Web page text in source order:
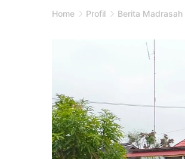
Home Profil Berita Madrasah